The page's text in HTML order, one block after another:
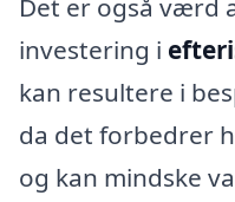
Det er også værd
investering i
kan resultere i
da det forbedrer
og kan mindske